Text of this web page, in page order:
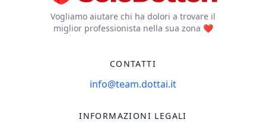
Vogliamo aiutare chi ha dolori a trovare il
miglior professionista nella sua zona ❤️
CONTATTI
info@team.dottai.it
INFORMAZIONI LEGALI